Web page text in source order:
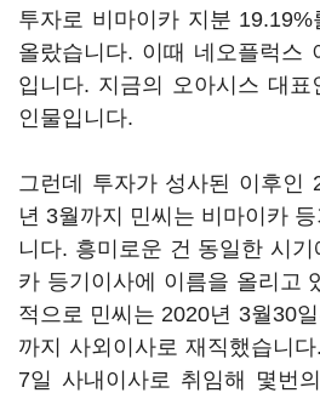
투자로 비마이카 지분 19.19%
올랐습니다. 이때 네오플럭스
입니다. 지금의 오아시스 대
인물입니다.
그런데 투자가 성사된 이후인
년 3월까지 민씨는 비마이카
니다. 흥미로운 건 동일한 시기
카 등기이사에 이름을 올리고
적으로 민씨는 2020년 3월30
까지 사외이사로 재직했습니
7일 사내이사로 취임해 몇번